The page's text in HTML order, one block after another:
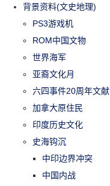
背景资料(文史地理)
PS3游戏机
ROM中国文物
世界海军
亚裔文化月
六四事件20周年文献
加拿大原住民
印度历史文化
史海钩沉
中印边界冲突
中国内战